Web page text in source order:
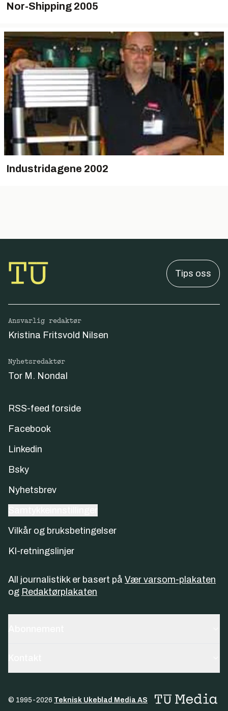
Nor-Shipping 2005
Industridagene 2002
Tips oss
Ansvarlig redaktør
Kristina Fritsvold Nilsen
Nyhetsredaktør
Tor M. Nondal
RSS-feed forside
Facebook
Linkedin
Bsky
Nyhetsbrev
Vilkår og bruksbetingelser
KI-retningslinjer
All journalistikk er basert på Vær varsom-plakaten
og Redaktørplakaten
© 1995-2026 Teknisk Ukeblad Media AS